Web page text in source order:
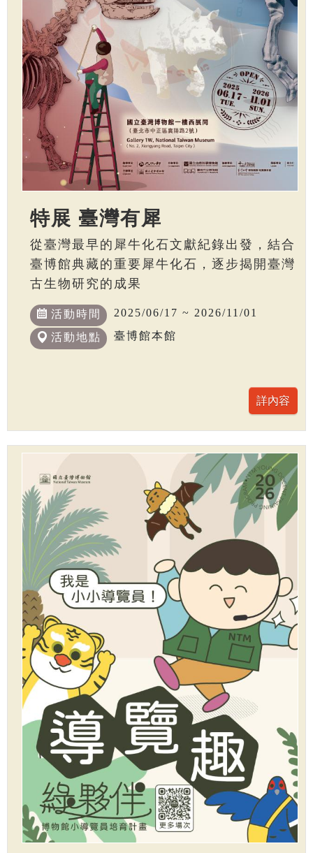
特展 臺灣有犀
從臺灣最早的犀牛化石文獻紀錄出發，結合
臺博館典藏的重要犀牛化石，逐步揭開臺灣
古生物研究的成果
活動時間 2025/06/17 ~ 2026/11/01
活動地點 臺博館本館